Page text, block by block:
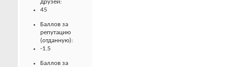
друзей:
45
Баллов за
репутацию
(отданную):
-1.5
Баллов за